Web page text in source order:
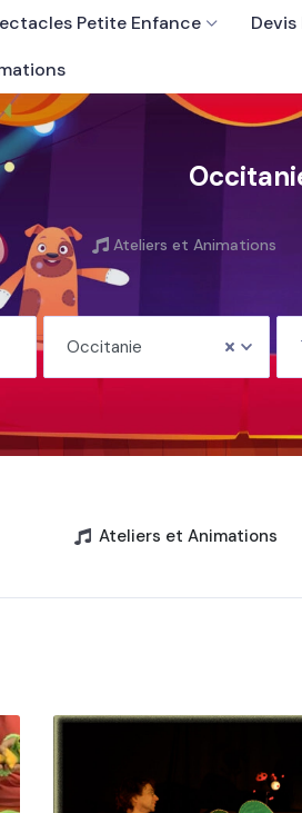
Petite Enfance
Ateliers et Animations
Occitanie
Ateliers et Animations